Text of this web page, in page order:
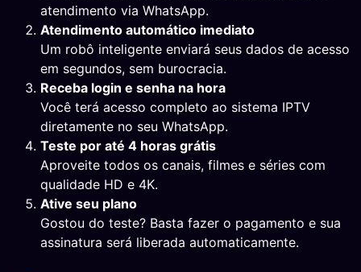
atendimento via WhatsApp.
Atendimento automático imediato
Um robô inteligente enviará seus dados de acesso
em segundos, sem burocracia.
Receba login e senha na hora
Você terá acesso completo ao sistema IPTV
diretamente no seu WhatsApp.
Teste por até 4 horas grátis
Aproveite todos os canais, filmes e séries com
qualidade HD e 4K.
Ative seu plano
Gostou do teste? Basta fazer o pagamento e sua
assinatura será liberada automaticamente.